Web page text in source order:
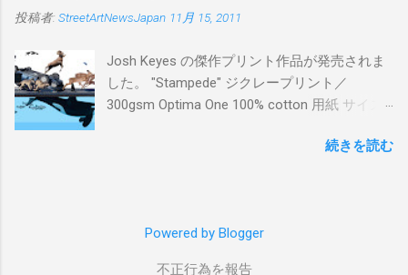
投稿者: StreetArtNewsJapan 11月 15, 2011
Josh Keyes の傑作プリント作品が発売されま
した。 "Stampede" ジクレープリント／
300gsm Optima One 100% cotton 用紙 サイズ:
ィション：350 価格: $350 + 送料 購入は こち
続きを読む
Powered by Blogger
不正行為を報告